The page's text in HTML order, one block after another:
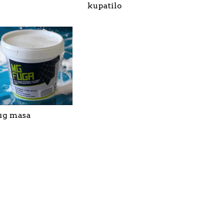
kupatilo
masa